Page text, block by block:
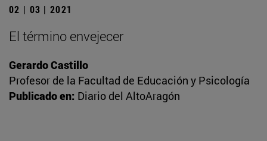
02 | 03 | 2021
El término envejecer
Gerardo Castillo
Profesor de la Facultad de Educación y Psicología
Publicado en: Diario del AltoAragón